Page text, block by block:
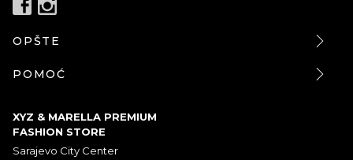
OPŠTE
POMOĆ
XYZ & MARELLA PREMIUM
FASHION STORE
Sarajevo City Center